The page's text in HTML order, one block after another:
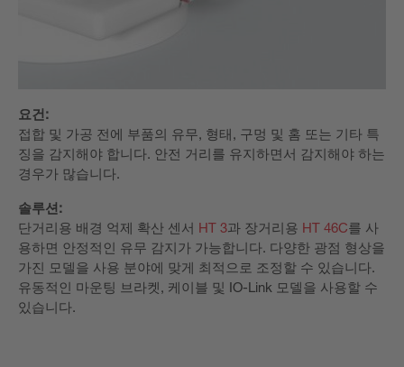
요건:
접합 및 가공 전에 부품의 유무, 형태, 구멍 및 홈 또는 기타 특
징을 감지해야 합니다. 안전 거리를 유지하면서 감지해야 하는
경우가 많습니다.
솔루션:
단거리용 배경 억제 확산 센서 HT 3과 장거리용 HT 46C를 사
용하면 안정적인 유무 감지가 가능합니다. 다양한 광점 형상을
가진 모델을 사용 분야에 맞게 최적으로 조정할 수 있습니다.
유동적인 마운팅 브라켓, 케이블 및 IO-Link 모델을 사용할 수
있습니다.